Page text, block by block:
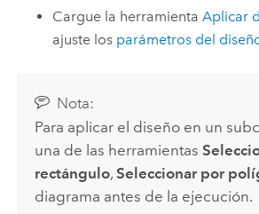
Cargue la herramienta Aplicar
ajuste los parámetros del
Nota:
Para aplicar el diseño en un
una de las herramientas
rectángulo, Seleccionar por
diagrama antes de la ejecución.